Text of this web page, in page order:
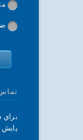
براي
پایش